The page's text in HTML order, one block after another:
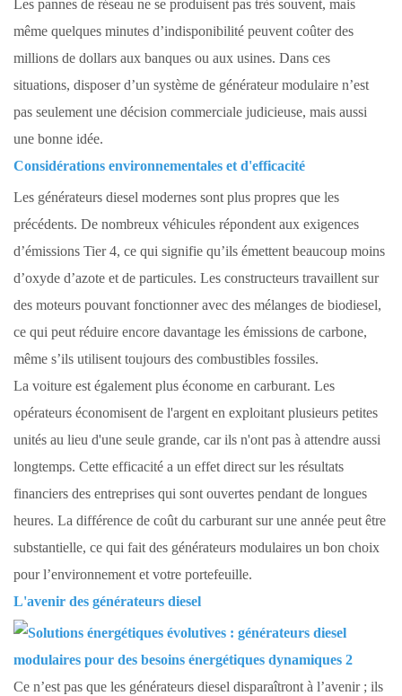
Les pannes de réseau ne se produisent pas très souvent, mais
même quelques minutes d’indisponibilité peuvent coûter des
millions de dollars aux banques ou aux usines. Dans ces
situations, disposer d’un système de générateur modulaire n’est
pas seulement une décision commerciale judicieuse, mais aussi
une bonne idée.
Considérations environnementales et d'efficacité
Les générateurs diesel modernes sont plus propres que les
précédents. De nombreux véhicules répondent aux exigences
d’émissions Tier 4, ce qui signifie qu’ils émettent beaucoup moins
d’oxyde d’azote et de particules. Les constructeurs travaillent sur
des moteurs pouvant fonctionner avec des mélanges de biodiesel,
ce qui peut réduire encore davantage les émissions de carbone,
même s’ils utilisent toujours des combustibles fossiles.
La voiture est également plus économe en carburant. Les
opérateurs économisent de l'argent en exploitant plusieurs petites
unités au lieu d'une seule grande, car ils n'ont pas à attendre aussi
longtemps. Cette efficacité a un effet direct sur les résultats
financiers des entreprises qui sont ouvertes pendant de longues
heures. La différence de coût du carburant sur une année peut être
substantielle, ce qui fait des générateurs modulaires un bon choix
pour l’environnement et votre portefeuille.
L'avenir des générateurs diesel
Ce n’est pas que les générateurs diesel disparaîtront à l’avenir ; ils